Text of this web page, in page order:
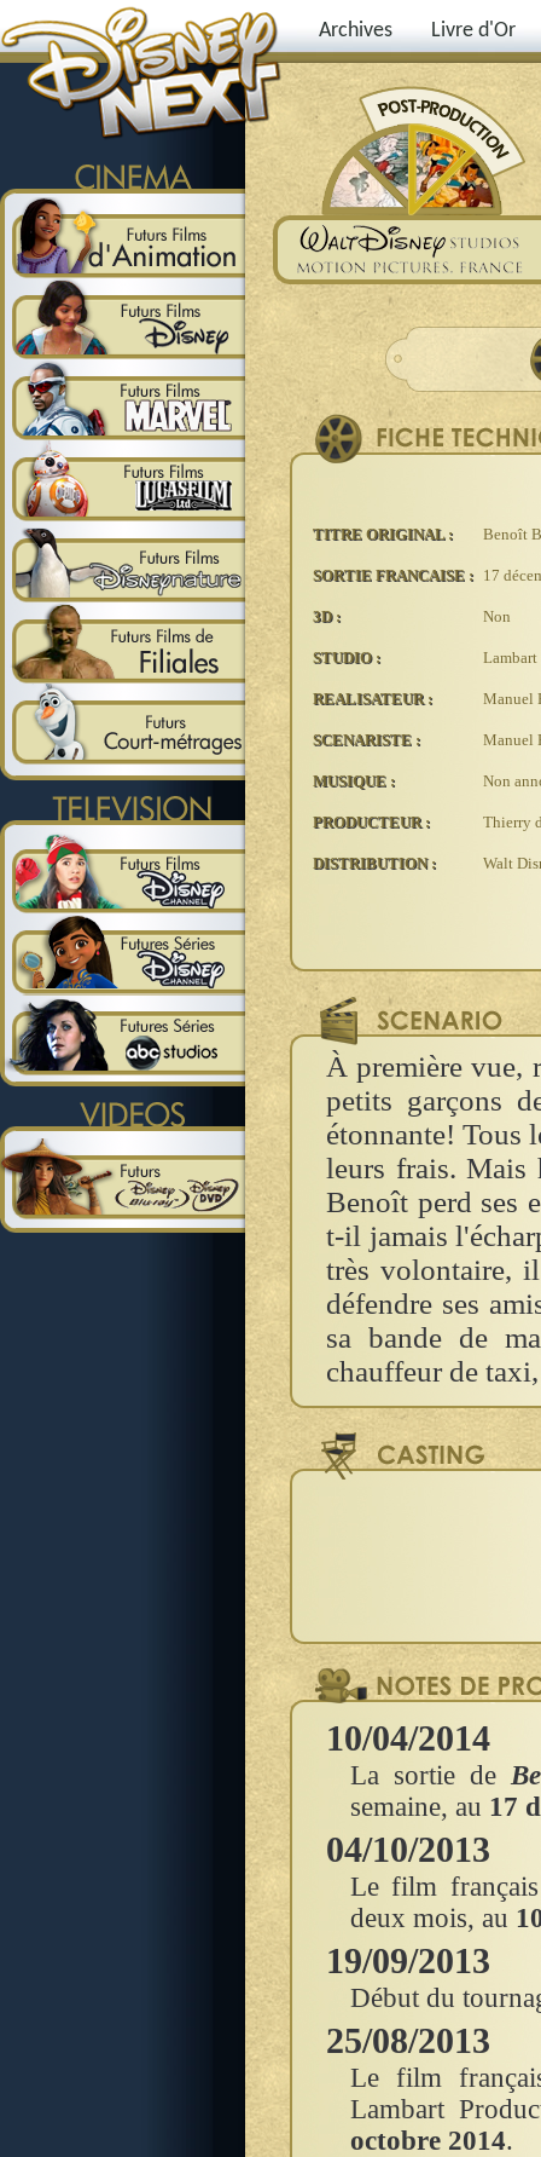
Archives Livre d'Or
TITRE ORIGINAL :
SORTIE FRANCAISE :
3D :
STUDIO :
REALISATEUR :
SCENARISTE :
MUSIQUE :
PRODUCTEUR :
DISTRIBUTION :
Benoît
17
Non
Manuel
Manuel
Non
Thierry
Walt
À première vue,
petits garçons
étonnante! Tous
leurs frais. Mais
Benoît perd ses
t-il jamais
très volontaire, il
défendre ses
sa bande de
chauffeur de
10/04/2014
La sortie de
semaine, au 17
04/10/2013
Le film
deux mois, au
19/09/2013
Début du
25/08/2013
Le film
Lambart
octobre 2014.